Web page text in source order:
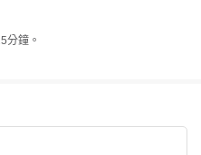
分鐘。